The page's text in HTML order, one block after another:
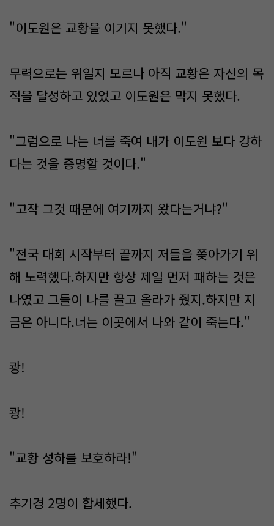
"이도원은 교황을 이기지 못했다."
무력으로는 위일지 모르나 아직 교황은 자신의 목
적을 달성하고 있었고 이도원은 막지 못했다.
"그럼으로 나는 너를 죽여 내가 이도원 보다 강하
다는 것을 증명할 것이다."
"고작 그것 때문에 여기까지 왔다는거냐?"
"전국 대회 시작부터 끝까지 저들을 쫒아가기 위
해 노력했다.하지만 항상 제일 먼저 패하는 것은
나였고 그들이 나를 끌고 올라가 줬지.하지만 지
금은 아니다.너는 이곳에서 나와 같이 죽는다."
쾅!
쾅!
"교황 성하를 보호하라!"
추기경 2명이 합세했다.